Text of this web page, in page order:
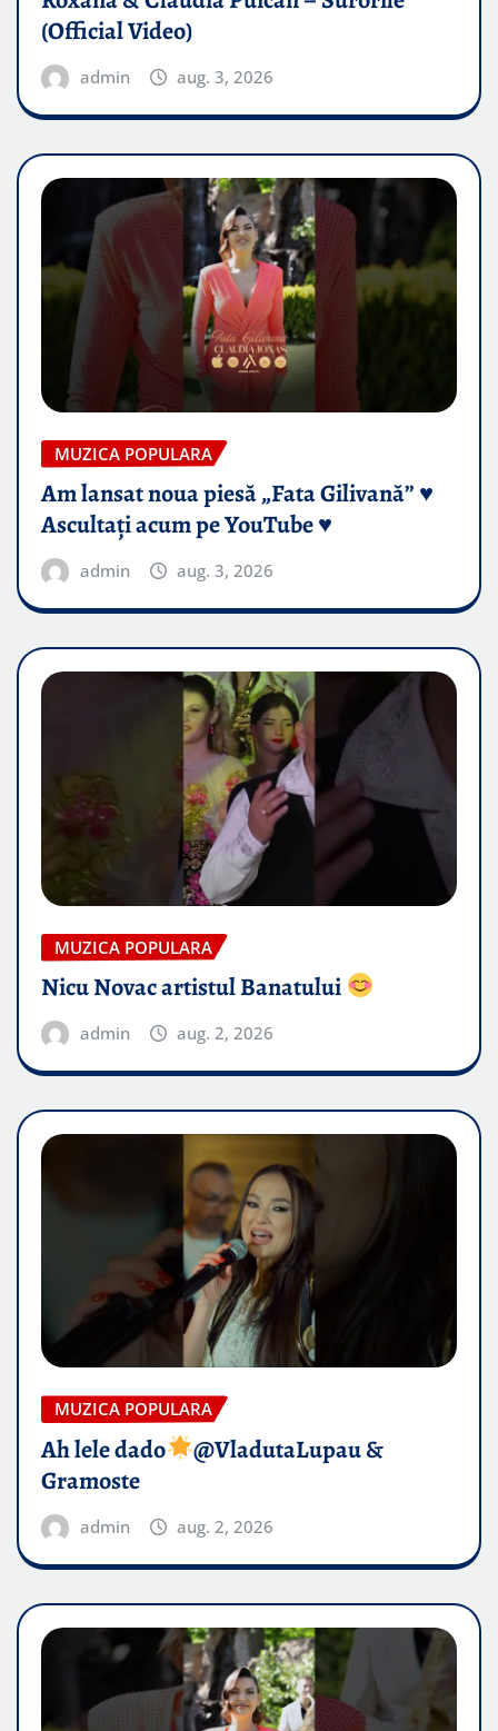
(Official Video)
admin aug. 3, 2026
MUZICA POPULARA
Am lansat noua piesă „Fata Gilivană” ♥️
Ascultați acum pe YouTube ♥️
admin aug. 3, 2026
MUZICA POPULARA
Nicu Novac artistul Banatului
admin aug. 2, 2026
MUZICA POPULARA
Ah lele dado​
@VladutaLupau &
Gramoste
admin aug. 2, 2026